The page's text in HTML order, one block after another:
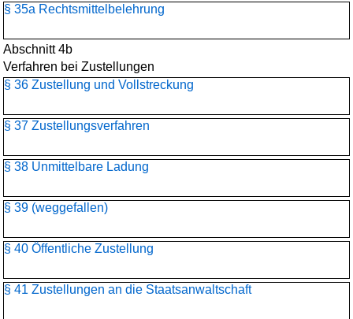
§ 35a Rechtsmittelbelehrung
Abschnitt 4b
Verfahren bei Zustellungen
§ 36 Zustellung und Vollstreckung
§ 37 Zustellungsverfahren
§ 38 Unmittelbare Ladung
§ 39 (weggefallen)
§ 40 Öffentliche Zustellung
§ 41 Zustellungen an die Staatsanwaltschaft